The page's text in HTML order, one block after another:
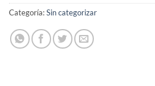
Categoría:Sin categorizar